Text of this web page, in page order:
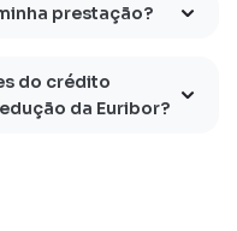
prestação?
do crédito
da Euribor?